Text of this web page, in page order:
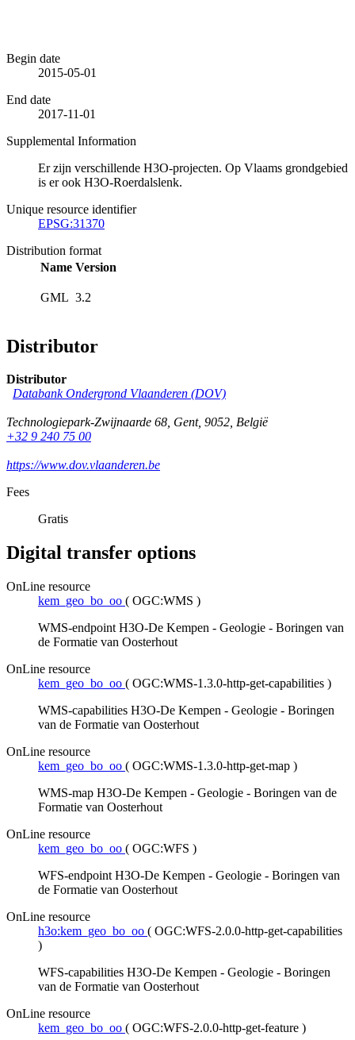
Begin date
2015-05-01
End date
2017-11-01
Supplemental Information
Er zijn verschillende H3O-projecten. Op Vlaams grondgebied
is er ook H3O-Roerdalslenk.
Unique resource identifier
EPSG:31370
Distribution format
Name Version
GML 3.2
Distributor
Distributor
Databank Ondergrond Vlaanderen (DOV)
Technologiepark-Zwijnaarde 68, Gent, 9052, België
+32 9 240 75 00
https://www.dov.vlaanderen.be
Fees
Gratis
Digital transfer options
OnLine resource
kem_geo_bo_oo ( OGC:WMS )
WMS-endpoint H3O-De Kempen - Geologie - Boringen van
de Formatie van Oosterhout
OnLine resource
kem_geo_bo_oo ( OGC:WMS-1.3.0-http-get-capabilities )
WMS-capabilities H3O-De Kempen - Geologie - Boringen
van de Formatie van Oosterhout
OnLine resource
kem_geo_bo_oo ( OGC:WMS-1.3.0-http-get-map )
WMS-map H3O-De Kempen - Geologie - Boringen van de
Formatie van Oosterhout
OnLine resource
kem_geo_bo_oo ( OGC:WFS )
WFS-endpoint H3O-De Kempen - Geologie - Boringen van
de Formatie van Oosterhout
OnLine resource
h3o:kem_geo_bo_oo ( OGC:WFS-2.0.0-http-get-capabilities
)
WFS-capabilities H3O-De Kempen - Geologie - Boringen
van de Formatie van Oosterhout
OnLine resource
kem_geo_bo_oo ( OGC:WFS-2.0.0-http-get-feature )